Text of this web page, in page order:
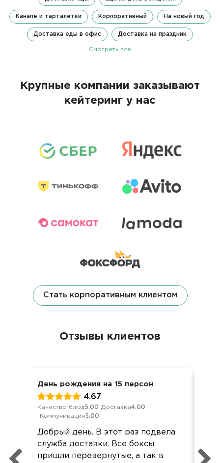
Канапе и тарталетки Корпоративный На новый год
Доставка еды в офис Доставка на праздник
Смотреть все
Крупные компании заказывают
кейтеринг у нас
Стать корпоративным клиентом
Отзывы клиентов
День рождения на 15 персон
4.67
Качество блюд5.00 Доставка4.00
Коммуникация5.00
Добрый день. В этот раз подвела
служба доставки. Все боксы
пришли перевернутые, а так в